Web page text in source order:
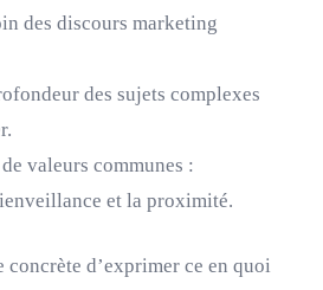
des discours marketing
des sujets complexes
valeurs communes :
et la proximité.
concrète d’exprimer ce en quoi